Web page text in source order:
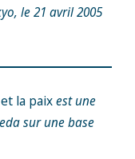
le 21 avril 2005
la paixest une
sur une base